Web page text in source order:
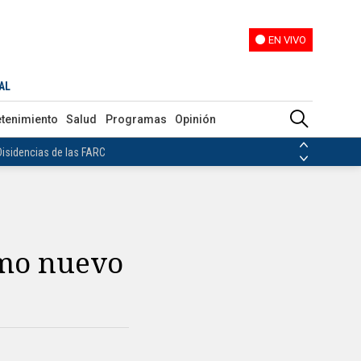
EN VIVO
Salud Programas Opinión
de las FARC
de las FARC
nuevo